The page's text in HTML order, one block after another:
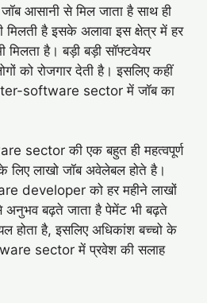
आसानी से मिल जाता है साथ ही
मिलती है इसके अलावा इस क्षेत्र में हर
है। बड़ी बड़ी सॉफ्टवेयर
को रोजगार देती है। इसलिए कहीं
software sector में जॉब का
sector की एक बहुत ही महत्वपूर्ण
लिए लाखो जॉब अवेलेबल होते है।
developer को हर महीने लाखों
बढ़ते जाता है पेमेंट भी बढ़ते
होता है, इसलिए अधिकांश बच्चो के
sector में प्रवेश की सलाह